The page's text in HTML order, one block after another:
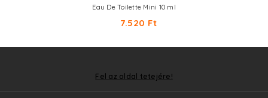
Eau De Toilette Mini 10 ml
7.520 Ft
Fel az oldal tetejére!